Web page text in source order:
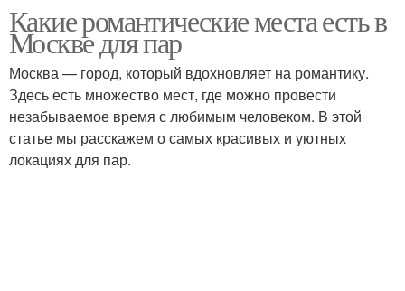
Какие романтические места есть в
Москве для пар
Москва — город, который вдохновляет на романтику.
Здесь есть множество мест, где можно провести
незабываемое время с любимым человеком. В этой
статье мы расскажем о самых красивых и уютных
локациях для пар.